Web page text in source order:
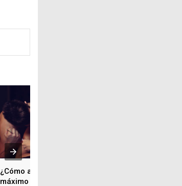
¿Cómo aprovechar al
máximo los juguetes